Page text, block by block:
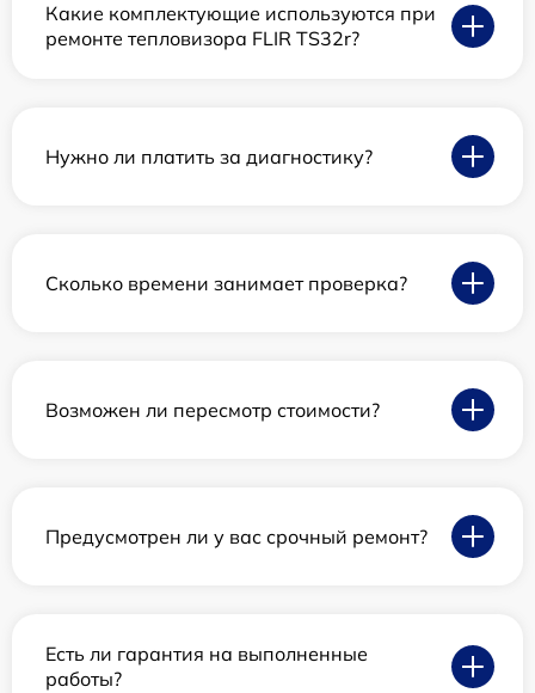
Какие комплектующие используются при
ремонте тепловизора FLIR TS32r?
Нужно ли платить за диагностику?
Сколько времени занимает проверка?
Возможен ли пересмотр стоимости?
Предусмотрен ли у вас срочный ремонт?
Есть ли гарантия на выполненные
работы?